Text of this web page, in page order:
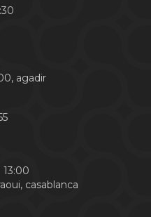
agadir
casablanca